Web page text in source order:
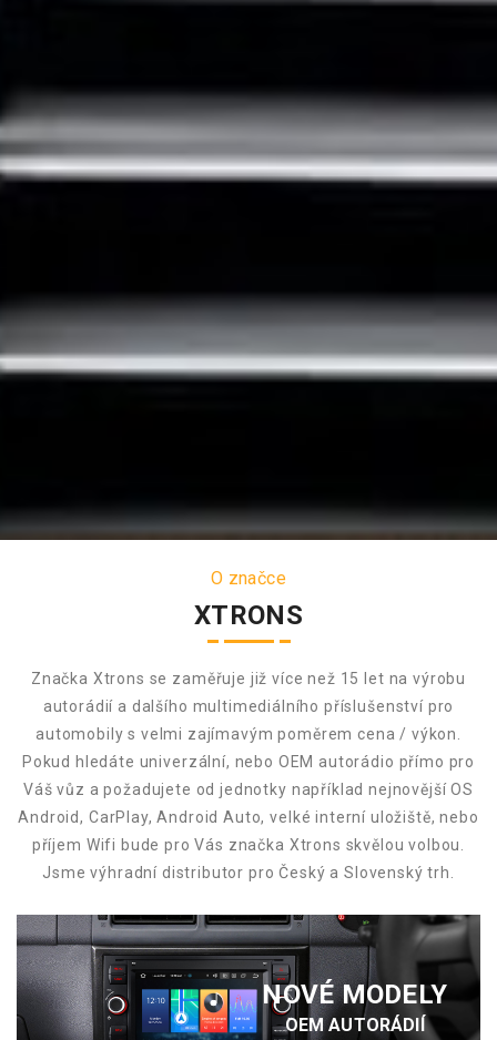
O značce
XTRONS
Značka Xtrons se zaměřuje již více než 15 let na výrobu
autorádií a dalšího multimediálního příslušenství pro
automobily s velmi zajímavým poměrem cena / výkon.
Pokud hledáte univerzální, nebo OEM autorádio přímo pro
Váš vůz a požadujete od jednotky například nejnovější OS
Android, CarPlay, Android Auto, velké interní uložiště, nebo
příjem Wifi bude pro Vás značka Xtrons skvělou volbou.
Jsme výhradní distributor pro Český a Slovenský trh.
NOVÉ MODELY
OEM AUTORÁDIÍ